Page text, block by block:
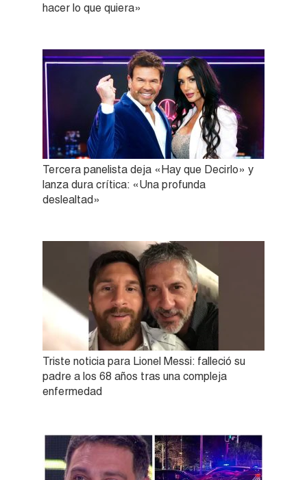
hacer lo que quiera»
Tercera panelista deja «Hay que Decirlo» y
lanza dura crítica: «Una profunda
deslealtad»
Triste noticia para Lionel Messi: falleció su
padre a los 68 años tras una compleja
enfermedad